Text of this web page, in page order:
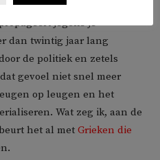
jegens je
dan twintig jaar lang
de politiek en zetels
gevoel niet snel meer
op leugen en het
Wat zeg ik, aan de
het al met Grieken die